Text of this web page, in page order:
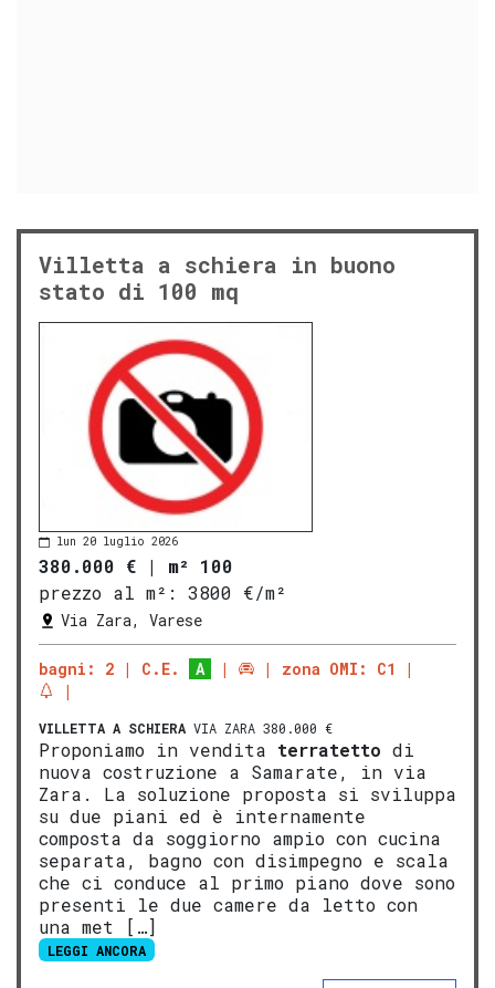
Villetta a schiera in buono
stato di 100 mq
lun 20 luglio 2026
380.000 € | m² 100
prezzo al m²:
3800 €/m²
Via Zara, Varese
bagni: 2 C.E. A zona OMI: C1
VILLETTA A SCHIERA VIA ZARA 380.000 €
Proponiamo in vendita terratetto di
nuova costruzione a Samarate, in via
Zara. La soluzione proposta si sviluppa
su due piani ed è internamente
composta da soggiorno ampio con cucina
separata, bagno con disimpegno e scala
che ci conduce al primo piano dove sono
presenti le due camere da letto con
una met […]
LEGGI ANCORA